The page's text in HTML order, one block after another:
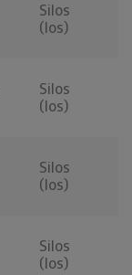
Silos
(los)
Silos
(los)
Silos
(los)
Silos
(los)